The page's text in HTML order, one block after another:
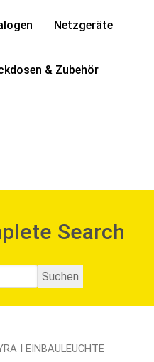
Netzgeräte
& Zubehör
Search
I EINBAULEUCHTE